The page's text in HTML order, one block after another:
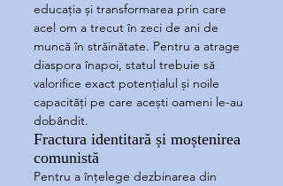
educația și transformarea prin care
acel om a trecut în zeci de ani de
muncă în străinătate. Pentru a atrage
diaspora înapoi, statul trebuie să
valorifice exact potențialul și noile
capacități pe care acești oameni le-au
dobândit.
Fractura identitară și moștenirea
comunistă
Pentru a înțelege dezbinarea din